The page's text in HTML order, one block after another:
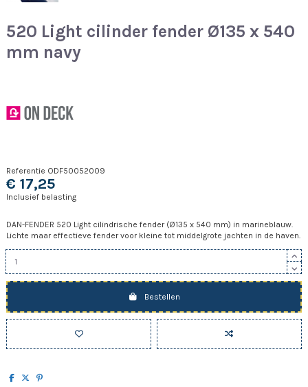
520 Light cilinder fender Ø135 x 540
mm navy
Referentie ODF50052009
€ 17,25
Inclusief belasting
DAN-FENDER 520 Light cilindrische fender (Ø135 x 540 mm) in marineblauw.
Lichte maar effectieve fender voor kleine tot middelgrote jachten in de haven.
Bestellen